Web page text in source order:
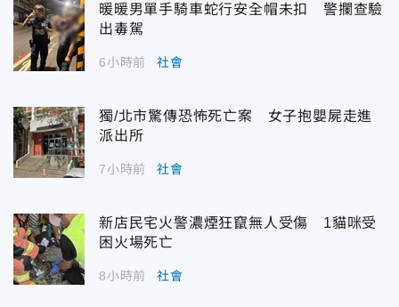
暖暖男單手騎車蛇行安全帽未扣 警攔查驗
出毒駕
6小時前 社會
獨/北市驚傳恐怖死亡案 女子抱嬰屍走進
派出所
7小時前 社會
新店民宅火警濃煙狂竄無人受傷 1貓咪受
困火場死亡
8小時前 社會